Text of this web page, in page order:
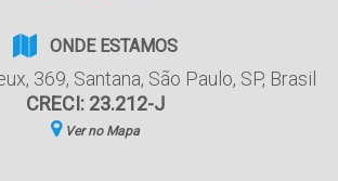
ONDE ESTAMOS
, 369, Santana, São Paulo, SP, Brasil
CRECI: 23.212-J
Ver no Mapa